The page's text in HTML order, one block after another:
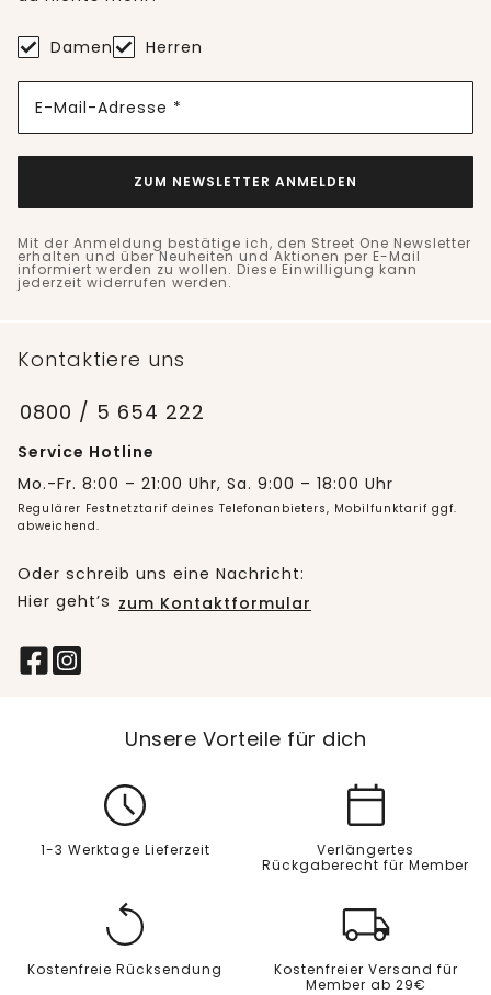
Damen Herren
E-Mail-Adresse *
ZUM NEWSLETTER ANMELDEN
Mit der Anmeldung bestätige ich, den Street One Newsletter
erhalten und über Neuheiten und Aktionen per E-Mail
informiert werden zu wollen. Diese Einwilligung kann
jederzeit widerrufen werden.
Kontaktiere uns
0800 / 5 654 222
Service Hotline
Mo.-Fr. 8:00 – 21:00 Uhr, Sa. 9:00 – 18:00 Uhr
Regulärer Festnetztarif deines Telefonanbieters, Mobilfunktarif ggf.
abweichend.
Oder schreib uns eine Nachricht:
Hier geht’s zum Kontaktformular
Unsere Vorteile für dich
1-3 Werktage Lieferzeit
Verlängertes
Rückgaberecht für Member
Kostenfreie Rücksendung
Kostenfreier Versand für
Member ab 29€